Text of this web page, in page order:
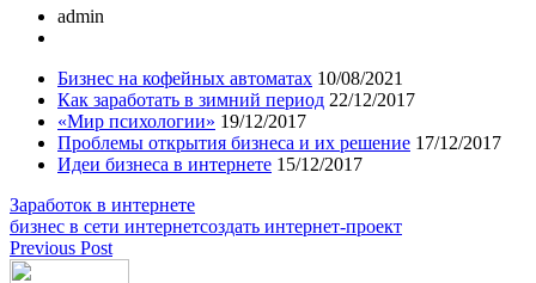
admin
Бизнес на кофейных автоматах 10/08/2021
Как заработать в зимний период 22/12/2017
«Мир психологии» 19/12/2017
Проблемы открытия бизнеса и их решение 17/12/2017
Идеи бизнеса в интернете 15/12/2017
Заработок в интернете
бизнес в сети интернетсоздать интернет-проект
Previous Post